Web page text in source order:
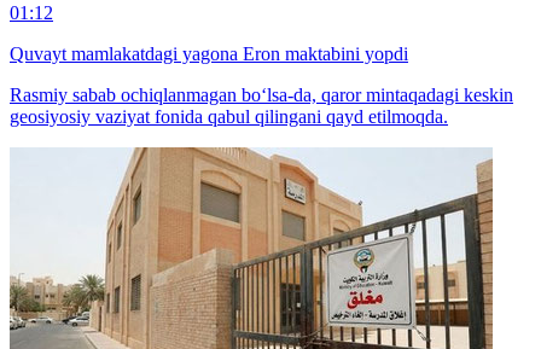
01:12
Quvayt mamlakatdagi yagona Eron maktabini yopdi
Rasmiy sabab ochiqlanmagan bo‘lsa-da, qaror mintaqadagi keskin
geosiyosiy vaziyat fonida qabul qilingani qayd etilmoqda.